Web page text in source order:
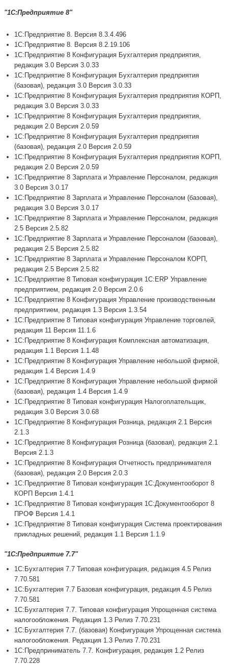
"1С:Предприятие 8"
1С:Предприятие 8. Версия 8.3.4.496
1С:Предприятие 8. Версия 8.2.19.106
1С:Предприятие 8 Конфигурация Бухгалтерия предприятия,
редакция 3.0 Версия 3.0.33
1С:Предприятие 8 Конфигурация Бухгалтерия предприятия
(базовая), редакция 3.0 Версия 3.0.33
1С:Предприятие 8 Конфигурация Бухгалтерия предприятия КОРП,
редакция 3.0 Версия 3.0.33
1С:Предприятие 8 Конфигурация Бухгалтерия предприятия,
редакция 2.0 Версия 2.0.59
1С:Предприятие 8 Конфигурация Бухгалтерия предприятия
(базовая), редакция 2.0 Версия 2.0.59
1С:Предприятие 8 Конфигурация Бухгалтерия предприятия КОРП,
редакция 2.0 Версия 2.0.59
1С:Предприятие 8 Зарплата и Управление Персоналом, редакция
3.0 Версия 3.0.17
1С:Предприятие 8 Зарплата и Управление Персоналом (базовая),
редакция 3.0 Версия 3.0.17
1С:Предприятие 8 Зарплата и Управление Персоналом, редакция
2.5 Версия 2.5.82
1С:Предприятие 8 Зарплата и Управление Персоналом (базовая),
редакция 2.5 Версия 2.5.82
1С:Предприятие 8 Зарплата и Управление Персоналом КОРП,
редакция 2.5 Версия 2.5.82
1С:Предприятие 8 Типовая конфигурация 1С:ERP Управление
предприятием, редакция 2.0 Версия 2.0.6
1С:Предприятие 8 Конфигурация Управление производственным
предприятием, редакция 1.3 Версия 1.3.54
1С:Предприятие 8 Типовая конфигурация Управление торговлей,
редакция 11 Версия 11.1.6
1С:Предприятие 8 Конфигурация Комплексная автоматизация,
редакция 1.1 Версия 1.1.48
1С:Предприятие 8 Конфигурация Управление небольшой фирмой,
редакция 1.4 Версия 1.4.9
1С:Предприятие 8 Конфигурация Управление небольшой фирмой
(базовая), редакция 1.4 Версия 1.4.9
1С:Предприятие 8 Типовая конфигурация Налогоплательщик,
редакция 3.0 Версия 3.0.68
1С:Предприятие 8 Конфигурация Розница, редакция 2.1 Версия
2.1.3
1С:Предприятие 8 Конфигурация Розница (базовая), редакция 2.1
Версия 2.1.3
1С:Предприятие 8 Конфигурация Отчетность предпринимателя
(базовая), редакция 2.0 Версия 2.0.3
1С:Предприятие 8 Типовая конфигурация 1С:Документооборот 8
КОРП Версия 1.4.1
1С:Предприятие 8 Типовая конфигурация 1С:Документооборот 8
ПРОФ Версия 1.4.1
1С:Предприятие 8 Типовая конфигурация Система проектирования
прикладных решений, редакция 1.1 Версия 1.1.9
"1С:Предприятие 7.7"
1С:Бухгалтерия 7.7 Типовая конфигурация, редакция 4.5 Релиз
7.70.581
1С:Бухгалтерия 7.7 Базовая конфигурация, редакция 4.5 Релиз
7.70.581
1С:Бухгалтерия 7.7. Типовая конфигурация Упрощенная система
налогообложения. Редакция 1.3 Релиз 7.70.231
1С:Бухгалтерия 7.7. (базовая) Конфигурация Упрощенная система
налогообложения. Редакция 1.3 Релиз 7.70.231
1С:Предприниматель 7.7. Конфигурация, редакция 1.2 Релиз
7.70.228